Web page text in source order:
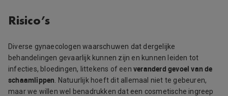
Risico’s
Diverse gynaecologen waarschuwen dat dergelijke
behandelingen gevaarlijk kunnen zijn en kunnen leiden tot
infecties, bloedingen, littekens of een veranderd gevoel van de
schaamlippen . Natuurlijk hoeft dit allemaal niet te gebeuren,
maar we willen wel benadrukken dat een cosmetische ingreep